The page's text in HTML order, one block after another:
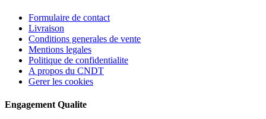
Formulaire de contact
Livraison
Conditions generales de vente
Mentions legales
Politique de confidentialite
A propos du CNDT
Gerer les cookies
Engagement Qualite